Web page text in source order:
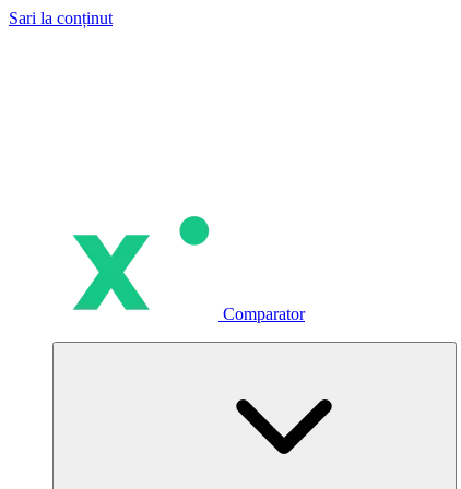
Sari la conținut
Comparator